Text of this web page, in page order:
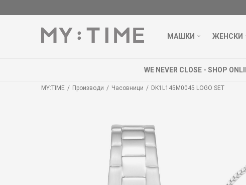
МАШКИ ЖЕНСКИ
MY:TIME Производи Часовници DK1L145M0045 LOGO SET